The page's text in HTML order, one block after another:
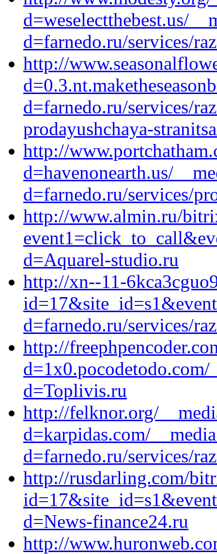
d=weselectthebest.us/
d=farnedo.ru/services/
http://
d=farnedo.ru/services/
prodayushchaya-
http://
d=havenonearth.us/
d=farnedo.ru/services/
http://www.almin.ru/
d=Aquarel-studio.ru
http://xn--11-
d=farnedo.ru/services/
http://
d=1x0.pocodetodo.com/
d=Toplivis.ru
http://felknor.org/
d=karpidas.com/
d=farnedo.ru/services/
http://rusdarling.com/
d=News-finance24.ru
http://